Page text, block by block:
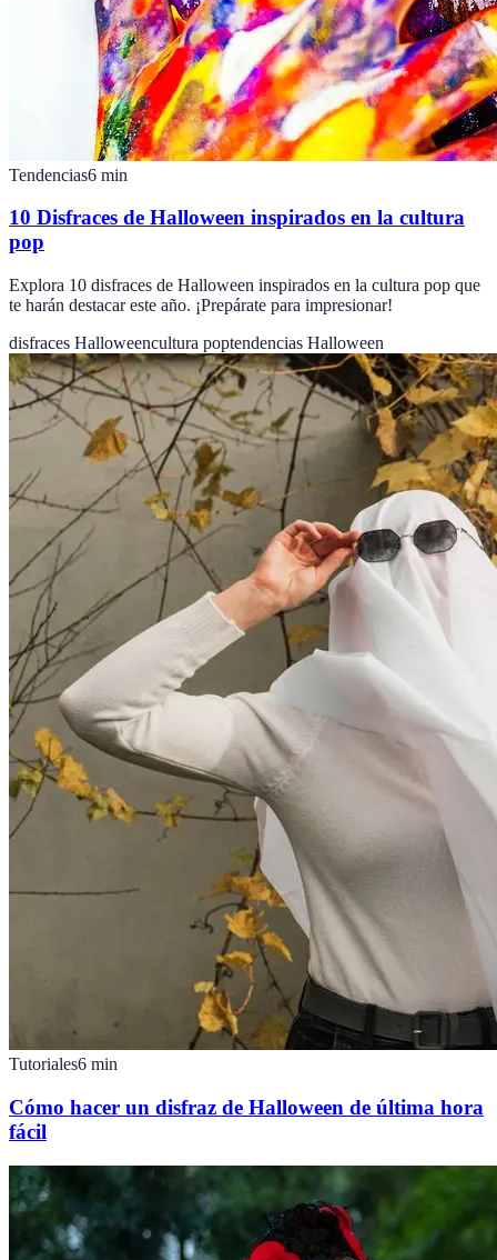
Tendencias6 min
10 Disfraces de Halloween inspirados en la cultura
pop
Explora 10 disfraces de Halloween inspirados en la cultura pop que
te harán destacar este año. ¡Prepárate para impresionar!
disfraces Halloweencultura poptendencias Halloween
Tutoriales6 min
Cómo hacer un disfraz de Halloween de última hora
fácil